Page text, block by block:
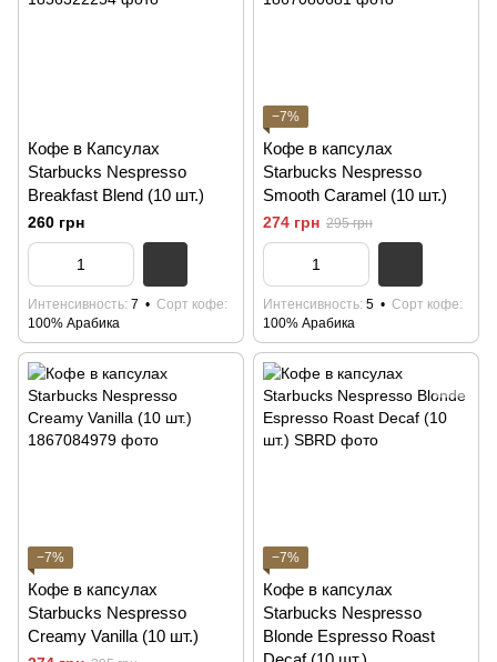
Кофе в Капсулах
Starbucks Nespresso
Breakfast Blend (10 шт.)
260 грн
Интенсивность 7
Сорт кофе
100% Арабика
−7%
Кофе в капсулах
Starbucks Nespresso
Smooth Caramel (10 шт.)
274 грн 295 грн
Интенсивность 5
Сорт кофе
100% Арабика
−7%
Кофе в капсулах
Starbucks Nespresso
Creamy Vanilla (10 шт.)
−7%
Кофе в капсулах
Starbucks Nespresso
Blonde Espresso Roast